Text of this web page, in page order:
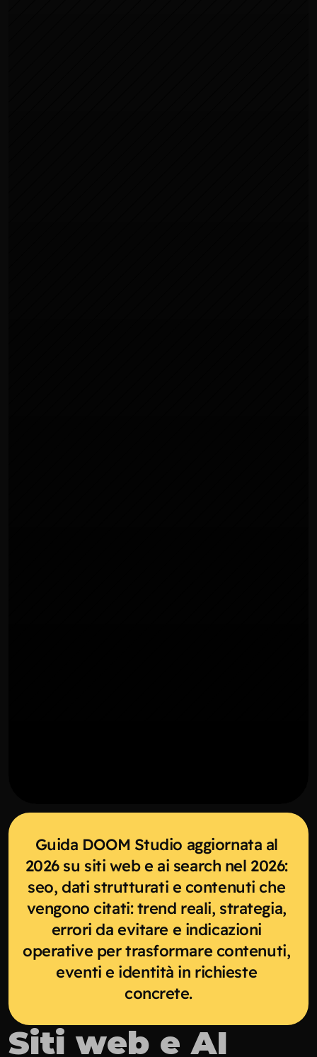
Guida DOOM Studio aggiornata al
2026 su siti web e ai search nel 2026:
seo, dati strutturati e contenuti che
vengono citati: trend reali, strategia,
errori da evitare e indicazioni
operative per trasformare contenuti,
eventi e identità in richieste
concrete.
Siti web e AI